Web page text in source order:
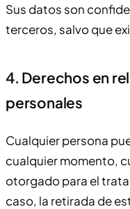
Sus datos son
terceros, salvo que
4. Derechos en
personales
Cualquier persona
cualquier momento,
otorgado para el
caso, la retirada de